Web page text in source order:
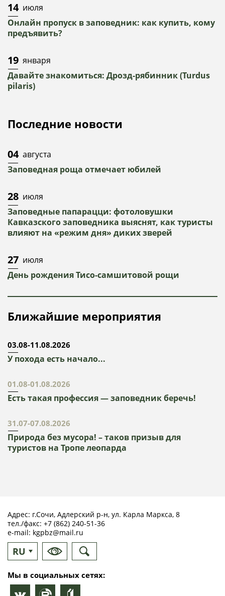
14 июля
Онлайн пропуск в заповедник: как купить, кому
предъявить?
19 января
Давайте знакомиться: Дрозд-рябинник (Turdus
pilaris)
Последние новости
04 августа
Заповедная роща отмечает юбилей
28 июля
Заповедные папарацци: фотоловушки
Кавказского заповедника выяснят, как туристы
влияют на «режим дня» диких зверей
27 июля
День рождения Тисо-самшитовой рощи
Ближайшие мероприятия
03.08-11.08.2026
У похода есть начало...
01.08-01.08.2026
Есть такая профессия — заповедник беречь!
31.07-07.08.2026
Природа без мусора! – таков призыв для
туристов на Тропе леопарда
Адрес: г.Сочи, Адлерский р-н, ул. Карла Маркса, 8
тел./факс: +7 (862) 240-51-36
e-mail: kgpbz@mail.ru
RU
EN
Мы в социальных сетях: